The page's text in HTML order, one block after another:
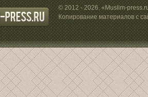
© 2012 - 2026. «Muslim-
Копирование материалов с